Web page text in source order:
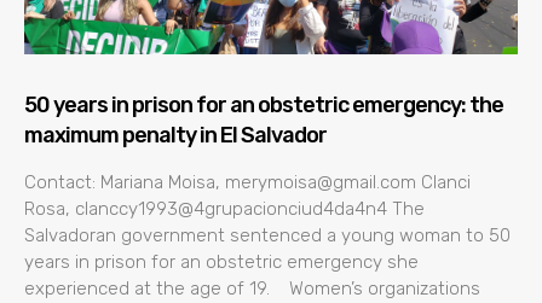
50 years in prison for an obstetric emergency: the
maximum penalty in El Salvador
Contact: Mariana Moisa, merymoisa@gmail.com Clanci
Rosa, clanccy1993@4grupacionciud4da4n4 The
Salvadoran government sentenced a young woman to 50
years in prison for an obstetric emergency she
experienced at the age of 19. Women’s organizations